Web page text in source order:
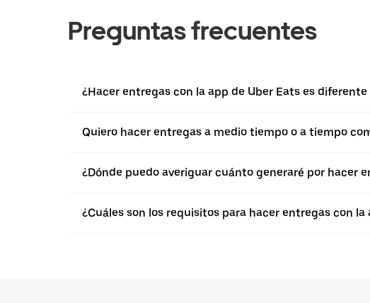
Preguntas frecuentes
¿Hacer entregas con la app de Uber Eats es
Quiero hacer entregas a medio tiempo o a tiempo
¿Dónde puedo averiguar cuánto generaré por hacer
¿Cuáles son los requisitos para hacer entregas con